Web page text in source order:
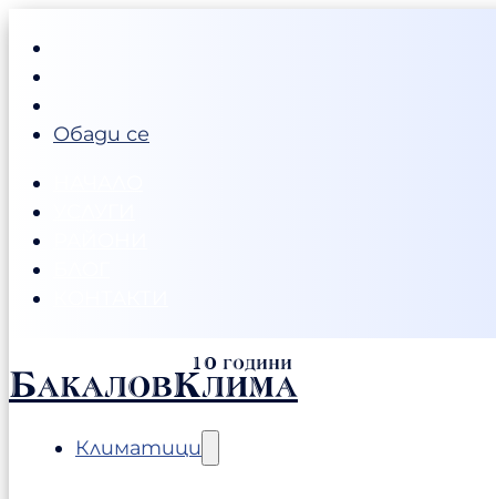
Обади се
БакаловКлима
Климатици